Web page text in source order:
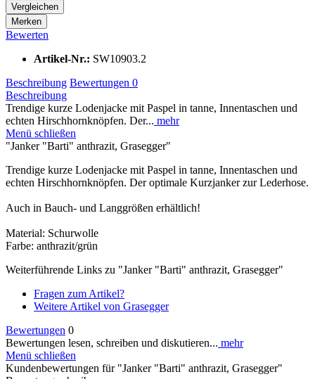
Vergleichen
Merken
Bewerten
Artikel-Nr.: SW10903.2
Beschreibung Bewertungen 0
Beschreibung
Trendige kurze Lodenjacke mit Paspel in tanne, Innentaschen und
echten Hirschhornknöpfen. Der... mehr
Menü schließen
"Janker "Barti" anthrazit, Grasegger"
Trendige kurze Lodenjacke mit Paspel in tanne, Innentaschen und
echten Hirschhornknöpfen. Der optimale Kurzjanker zur Lederhose.
Auch in Bauch- und Langgrößen erhältlich!
Material: Schurwolle
Farbe: anthrazit/grün
Weiterführende Links zu "Janker "Barti" anthrazit, Grasegger"
Fragen zum Artikel?
Weitere Artikel von Grasegger
Bewertungen 0
Bewertungen lesen, schreiben und diskutieren... mehr
Menü schließen
Kundenbewertungen für "Janker "Barti" anthrazit, Grasegger"